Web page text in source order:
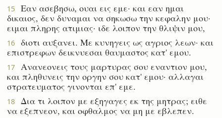
15
Εαν ασεβησω, ουαι εις εμε· και εαν ημαι
δικαιος, δεν δυναμαι να σηκωσω την κεφαλην μου·
ειμαι πληρης ατιμιας· ιδε λοιπον την θλιψιν μου,
16
διοτι αυξανει. Με κυνηγεις ως αγριος λεων· και
επιστρεφων δεικνυεσαι θαυμαστος κατ' εμου.
17
Ανανεονεις τους μαρτυρας σου εναντιον μου,
και πληθυνεις την οργην σου κατ' εμου· αλλαγαι
στρατευματος γινονται επ' εμε.
18
Δια τι λοιπον με εξηγαγες εκ της μητρας; ειθε
να εξεπνεον, και οφθαλμος να μη με εβλεπεν.